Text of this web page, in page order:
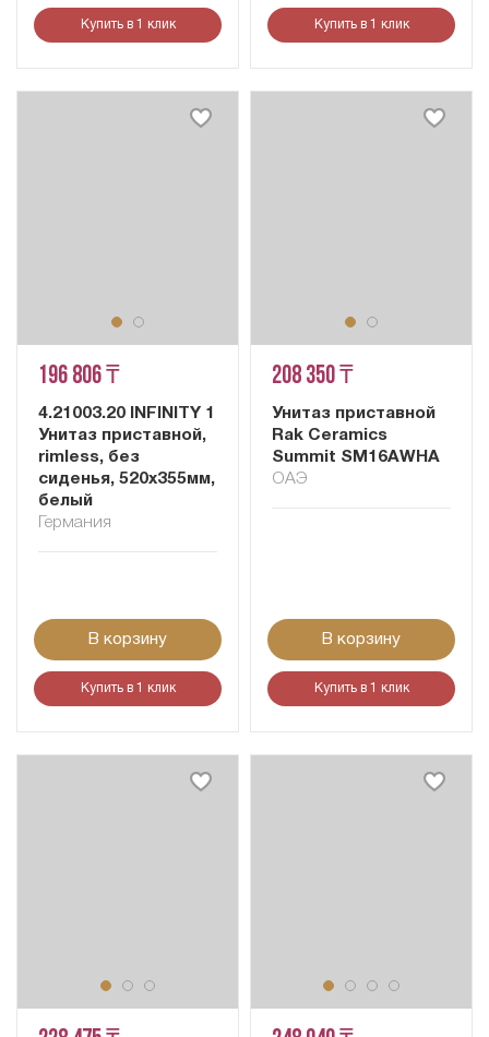
Купить в 1 клик Купить в 1 клик
196 806 ₸
4.21003.20 INFINITY 1
Унитаз приставной,
rimless, без
сиденья, 520x355мм,
белый
Германия
В корзину
Купить в 1 клик
208 350 ₸
Унитаз приставной
Rak Ceramics
Summit SM16AWHA
ОАЭ
В корзину
Купить в 1 клик